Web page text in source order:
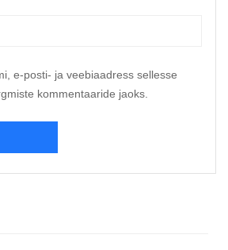
e-posti- ja veebiaadress sellesse
kommentaaride jaoks.